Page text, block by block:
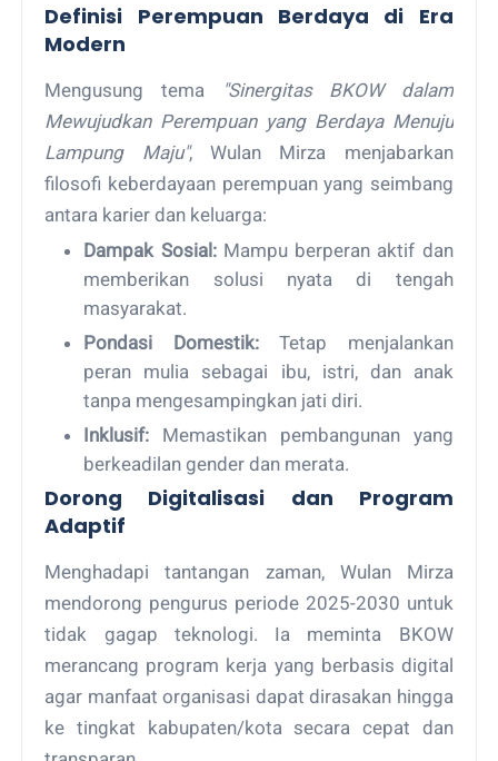
Definisi Perempuan Berdaya di Era
Modern
Mengusung tema
"Sinergitas BKOW dalam
Mewujudkan Perempuan yang Berdaya Menuju
Lampung Maju", Wulan Mirza menjabarkan
filosofi keberdayaan perempuan yang seimbang
antara karier dan keluarga:
Dampak Sosial:Mampu berperan aktif dan
memberikan solusi nyata di tengah
masyarakat.
Pondasi Domestik:Tetap menjalankan
peran mulia sebagai ibu, istri, dan anak
tanpa mengesampingkan jati diri.
Inklusif: Memastikan pembangunan yang
berkeadilan gender dan merata.
Dorong Digitalisasi dan Program
Adaptif
Menghadapi tantangan zaman, Wulan Mirza
mendorong pengurus periode 2025-2030 untuk
tidak gagap teknologi. Ia meminta BKOW
merancang program kerja yang berbasis digital
agar manfaat organisasi dapat dirasakan hingga
ke tingkat kabupaten/kota secara cepat dan